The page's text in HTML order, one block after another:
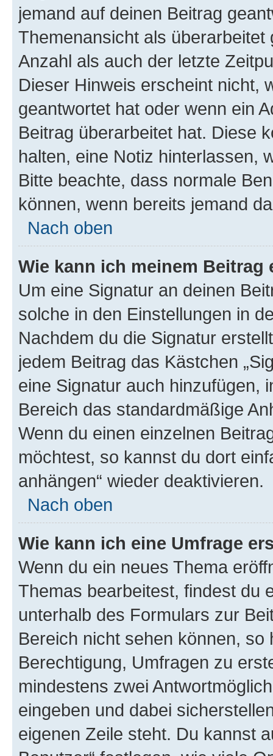
jemand auf deinen Beitrag
Themenansicht als
Anzahl als auch der letzte
Dieser Hinweis erscheint nicht,
geantwortet hat oder wenn ein
Beitrag überarbeitet hat. Diese
halten, eine Notiz hinterlassen,
Bitte beachte, dass normale
können, wenn bereits jemand
Nach oben
Wie kann ich meinem
Um eine Signatur an deinen
solche in den Einstellungen in
Nachdem du die Signatur
jedem Beitrag das Kästchen
eine Signatur auch hinzufügen,
Bereich das standardmäßige
Wenn du einen einzelnen
möchtest, so kannst du dort
anhängen“ wieder deaktivieren.
Nach oben
Wie kann ich eine Umfrage
Wenn du ein neues Thema
Themas bearbeitest, findest du
unterhalb des Formulars zur
Bereich nicht sehen können,
Berechtigung, Umfragen zu
mindestens zwei
eingeben und dabei
eigenen Zeile steht. Du kannst